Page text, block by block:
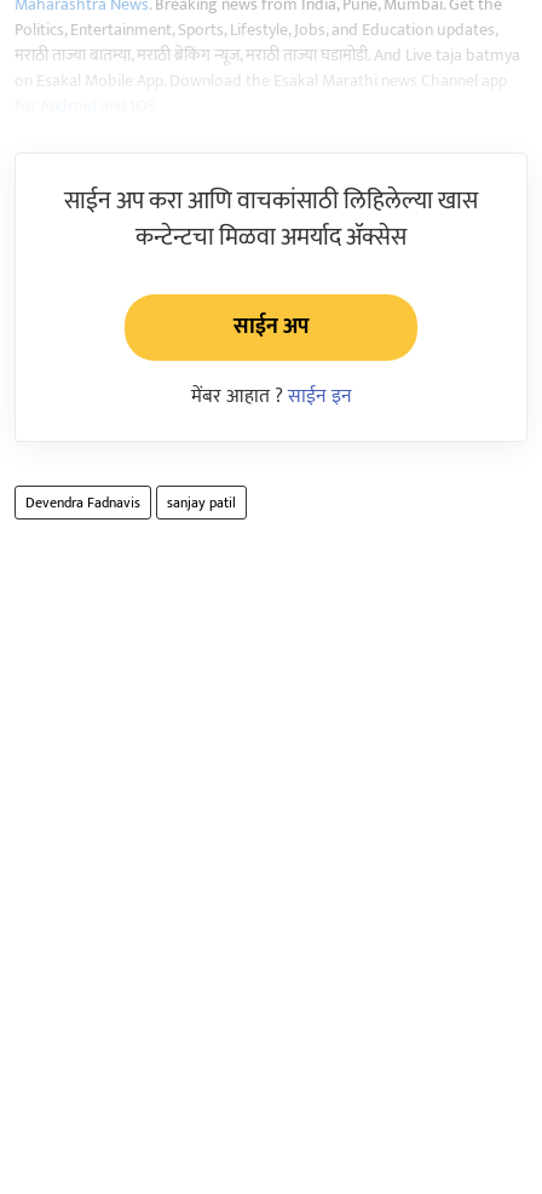
Politics, Entertainment, Sports, Lifestyle, Jobs, and Education updates,
मराठी ताज्या बातम्या, मराठी ब्रेकिंग न्यूज, मराठी ताज्या घडामोडी. And Live taja batmya
on Esakal Mobile App. Download the Esakal Marathi news Channel app
साईन अप करा आणि वाचकांसाठी लिहिलेल्या खास
कन्टेन्टचा मिळवा अमर्याद ॲक्सेस
साईन अप
मेंबर आहात ?साईन इन
Devendra Fadnavis sanjay patil